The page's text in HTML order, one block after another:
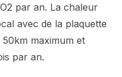
par an. La chaleur
avec de la plaquette
maximum et
par an.